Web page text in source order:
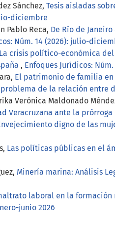
Sánchez, Tesis aisladas
diciembre
Pablo Reca, De Río de
Núm. 14 (2026): julio-
La crisis político-económica del
, Enfoques Jurídicos:
El patrimonio de familia
problema de la relación entre
Verónica Maldonado
Veracruzana ante la prórroga
digno de las
Las políticas públicas en el
Minería marina: Análisis
laboral en la
junio 2026